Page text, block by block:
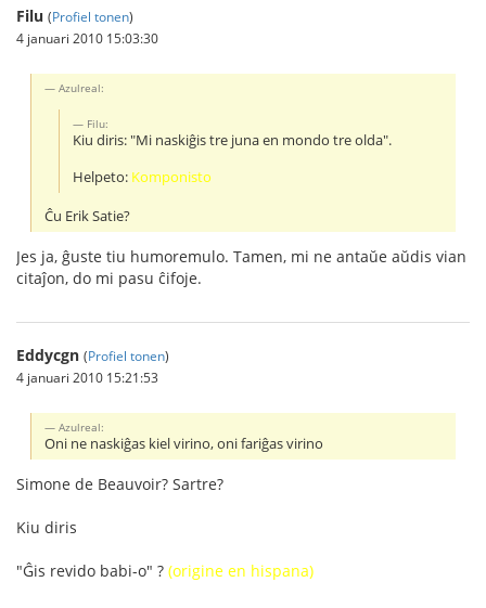
Filu (Profiel tonen)
4 januari 2010 15:03:30
Azulreal:
Filu:
Kiu diris: "Mi naskiĝis tre juna en mondo tre olda".
Helpeto: Komponisto
Ĉu Erik Satie?
Jes ja, ĝuste tiu humoremulo. Tamen, mi ne antaŭe aŭdis vian
citaĵon, do mi pasu ĉifoje.
Eddycgn (Profiel tonen)
4 januari 2010 15:21:53
Azulreal:
Oni ne naskiĝas kiel virino, oni fariĝas virino
Simone de Beauvoir? Sartre?
Kiu diris
"Ĝis revido babi-o" ? (origine en hispana)